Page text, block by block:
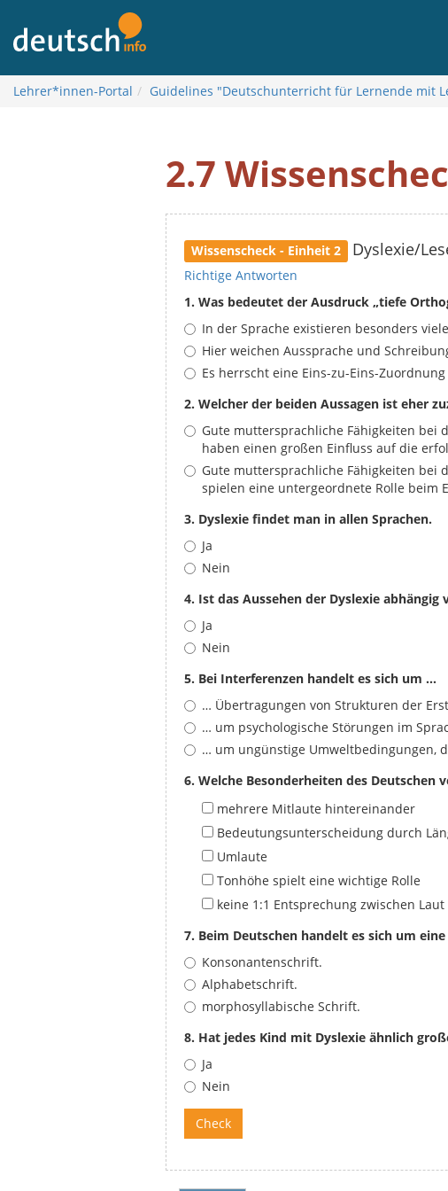
turinį
Lehrer*innen-Portal Guidelines "Deutschunterricht für Lernende mit
2.7
Wissenscheck - Einheit 2 Dyslexie/
Richtige Antworten
1. Was bedeutet der Ausdruck „tiefe
In der Sprache existieren besonders
Hier weichen Aussprache und
Es herrscht eine Eins-zu-Eins-
2. Welcher der beiden Aussagen ist eher
Gute muttersprachliche Fähigkeiten bei
haben einen großen Einfluss auf die
Gute muttersprachliche Fähigkeiten bei
spielen eine untergeordnete Rolle beim
3. Dyslexie findet man in allen Sprachen.
Ja
Nein
4. Ist das Aussehen der Dyslexie
Ja
Nein
5. Bei Interferenzen handelt es sich um …
… Übertragungen von Strukturen der
… um psychologische Störungen im
… um ungünstige Umweltbedingungen,
6. Welche Besonderheiten des
mehrere Mitlaute hintereinander
Bedeutungsunterscheidung durch
Umlaute
Tonhöhe spielt eine wichtige Rolle
keine 1:1 Entsprechung zwischen
7. Beim Deutschen handelt es sich um
Konsonantenschrift.
Alphabetschrift.
morphosyllabische Schrift.
8. Hat jedes Kind mit Dyslexie ähnlich
Ja
Nein